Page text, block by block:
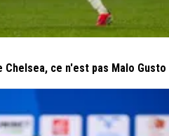
Chelsea, ce n'est pas Malo Gusto